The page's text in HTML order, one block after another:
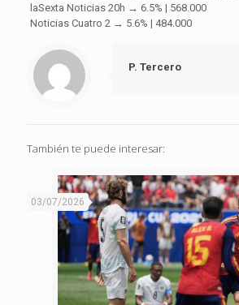
laSexta Noticias 20h → 6.5% | 568.000
Noticias Cuatro 2 → 5.6% | 484.000
P. Tercero
También te puede interesar:
03/07/2026